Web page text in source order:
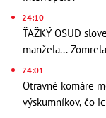
24:10
ŤAŽKÝ OSUD
manžela...
24:01
Otravné komáre
výskumníkov, čo